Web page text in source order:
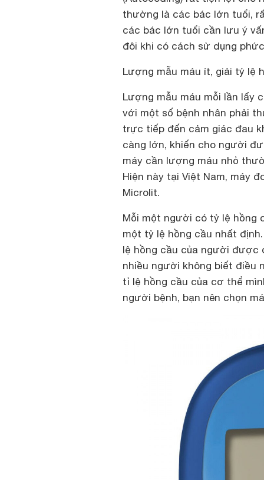
thường là các bác lớn tuổi,
các bác lớn tuổi cần lưu ý
đôi khi có cách sử dụng
Lượng mẫu máu ít, giải tỷ lệ
Lượng mẫu máu mỗi lần lấy
với một số bệnh nhân phải
trực tiếp đến cảm giác đau
càng lớn, khiến cho người
máy cần lượng máu nhỏ
Hiện này tại Việt Nam, máy
Microlit.
Mỗi một người có tỷ lệ hồng
một tỷ lệ hồng cầu nhất
lệ hồng cầu của người được
nhiều người không biết điều
tỉ lệ hồng cầu của cơ thể
người bệnh, bạn nên chọn